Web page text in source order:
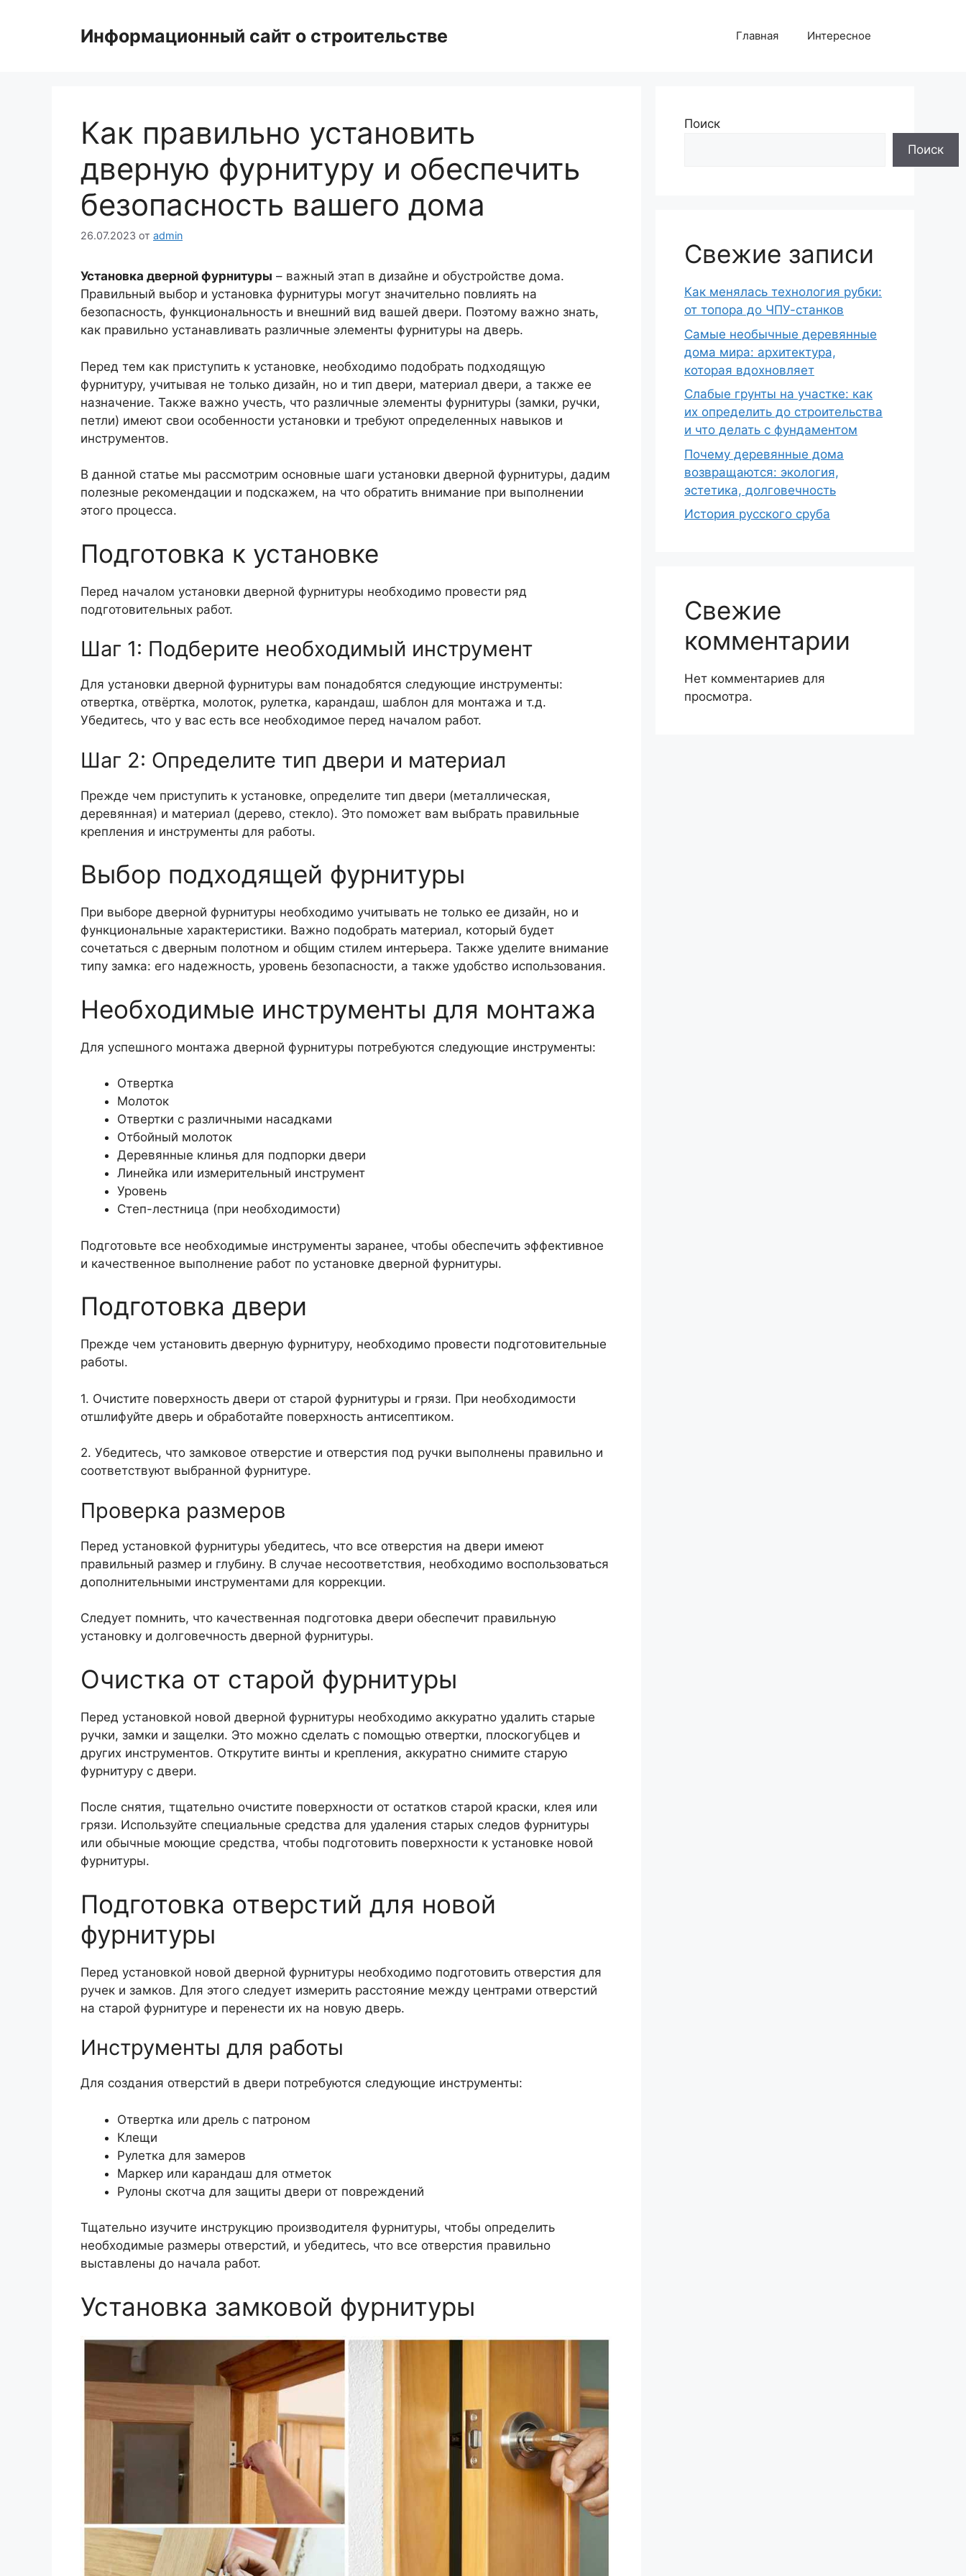
содержимомуИнформационный сайт о строительстве Главная Интересное
Как правильно установить
дверную фурнитуру и обеспечить
безопасность вашего дома
26.07.2023 от admin
Установка дверной фурнитуры – важный этап в дизайне и обустройстве дома.
Правильный выбор и установка фурнитуры могут значительно повлиять на
безопасность, функциональность и внешний вид вашей двери. Поэтому важно знать,
как правильно устанавливать различные элементы фурнитуры на дверь.
Перед тем как приступить к установке, необходимо подобрать подходящую
фурнитуру, учитывая не только дизайн, но и тип двери, материал двери, а также ее
назначение. Также важно учесть, что различные элементы фурнитуры (замки, ручки,
петли) имеют свои особенности установки и требуют определенных навыков и
инструментов.
В данной статье мы рассмотрим основные шаги установки дверной фурнитуры, дадим
полезные рекомендации и подскажем, на что обратить внимание при выполнении
этого процесса.
Подготовка к установке
Перед началом установки дверной фурнитуры необходимо провести ряд
подготовительных работ.
Шаг 1: Подберите необходимый инструмент
Для установки дверной фурнитуры вам понадобятся следующие инструменты:
отвертка, отвёртка, молоток, рулетка, карандаш, шаблон для монтажа и т.д.
Убедитесь, что у вас есть все необходимое перед началом работ.
Шаг 2: Определите тип двери и материал
Прежде чем приступить к установке, определите тип двери (металлическая,
деревянная) и материал (дерево, стекло). Это поможет вам выбрать правильные
крепления и инструменты для работы.
Выбор подходящей фурнитуры
При выборе дверной фурнитуры необходимо учитывать не только ее дизайн, но и
функциональные характеристики. Важно подобрать материал, который будет
сочетаться с дверным полотном и общим стилем интерьера. Также уделите внимание
типу замка: его надежность, уровень безопасности, а также удобство использования.
Необходимые инструменты для монтажа
Для успешного монтажа дверной фурнитуры потребуются следующие инструменты:
Отвертка
Молоток
Отвертки с различными насадками
Отбойный молоток
Деревянные клинья для подпорки двери
Линейка или измерительный инструмент
Уровень
Степ-лестница (при необходимости)
Подготовьте все необходимые инструменты заранее, чтобы обеспечить эффективное
и качественное выполнение работ по установке дверной фурнитуры.
Подготовка двери
Прежде чем установить дверную фурнитуру, необходимо провести подготовительные
работы.
1. Очистите поверхность двери от старой фурнитуры и грязи. При необходимости
отшлифуйте дверь и обработайте поверхность антисептиком.
2. Убедитесь, что замковое отверстие и отверстия под ручки выполнены правильно и
соответствуют выбранной фурнитуре.
Проверка размеров
Перед установкой фурнитуры убедитесь, что все отверстия на двери имеют
правильный размер и глубину. В случае несоответствия, необходимо воспользоваться
дополнительными инструментами для коррекции.
Следует помнить, что качественная подготовка двери обеспечит правильную
установку и долговечность дверной фурнитуры.
Очистка от старой фурнитуры
Перед установкой новой дверной фурнитуры необходимо аккуратно удалить старые
ручки, замки и защелки. Это можно сделать с помощью отвертки, плоскогубцев и
других инструментов. Открутите винты и крепления, аккуратно снимите старую
фурнитуру с двери.
После снятия, тщательно очистите поверхности от остатков старой краски, клея или
грязи. Используйте специальные средства для удаления старых следов фурнитуры
или обычные моющие средства, чтобы подготовить поверхности к установке новой
фурнитуры.
Подготовка отверстий для новой
фурнитуры
Перед установкой новой дверной фурнитуры необходимо подготовить отверстия для
ручек и замков. Для этого следует измерить расстояние между центрами отверстий
на старой фурнитуре и перенести их на новую дверь.
Инструменты для работы
Для создания отверстий в двери потребуются следующие инструменты:
Отвертка или дрель с патроном
Клещи
Рулетка для замеров
Маркер или карандаш для отметок
Рулоны скотча для защиты двери от повреждений
Тщательно изучите инструкцию производителя фурнитуры, чтобы определить
необходимые размеры отверстий, и убедитесь, что все отверстия правильно
выставлены до начала работ.
Установка замковой фурнитуры
Поиск
Поиск
Свежие записи
Как менялась технология рубки:
от топора до ЧПУ-станков
Самые необычные деревянные
дома мира: архитектура,
которая вдохновляет
Слабые грунты на участке: как
их определить до строительства
и что делать с фундаментом
Почему деревянные дома
возвращаются: экология,
эстетика, долговечность
История русского сруба
Свежие
комментарии
Нет комментариев для
просмотра.